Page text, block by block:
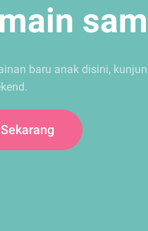
baru anak disini,